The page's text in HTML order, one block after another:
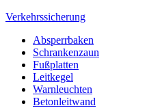
Verkehrssicherung
Absperrbaken
Schrankenzaun
Fußplatten
Leitkegel
Warnleuchten
Betonleitwand